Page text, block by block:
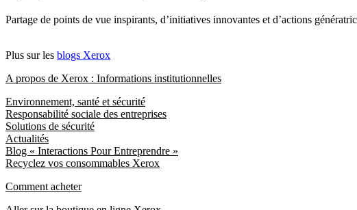
Partage de points de vue inspirants, d’initiatives innovantes et d’actions
Plus sur les blogs Xerox
A propos de Xerox : Informations institutionnelles
Environnement, santé et sécurité
Responsabilité sociale des entreprises
Solutions de sécurité
Actualités
Blog « Interactions Pour Entreprendre »
Recyclez vos consommables Xerox
Comment acheter